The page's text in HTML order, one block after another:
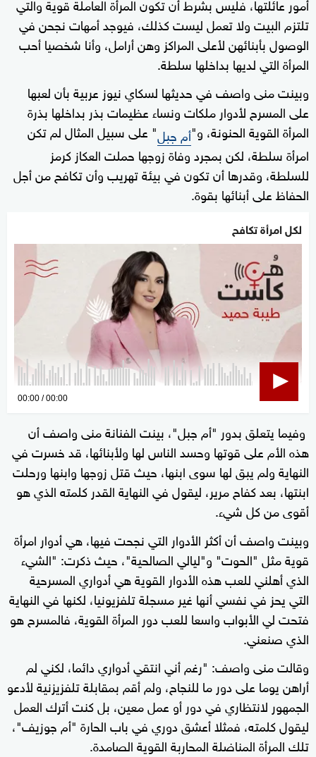
تلتزم البيت ولا تعمل ليست كذلك، فيوجد أمهات نجحن في
الوصول بأبنائهن لأعلى المراكز وهن أرامل، وأنا شخصيا أحب
المرأة التي لديها بداخلها سلطة.
وبينت منى واصف في حديثها لسكاي نيوز عربية بأن لعبها
على المسرح لأدوار ملكات ونساء عظيمات بذر بداخلها بذرة
المرأة القوية الحنونة، و"أم جبل" على سبيل المثال لم تكن
امرأة سلطة، لكن بمجرد وفاة زوجها حملت العكاز كرمز
للسلطة، وقدرها أن تكون في بيئة تهريب وأن تكافح من أجل
الحفاظ على أبنائها بقوة.
لكل امرأة تكافح
0
seconds
00:00 00:00
وفيما يتعلق بدور "أم جبل"، بينت الفنانة منى واصف أن
هذه الأم على قوتها وحسد الناس لها ولأبنائها، قد خسرت في
النهاية ولم يبق لها سوى ابنها، حيث قتل زوجها وابنها ورحلت
ابنتها، بعد كفاح مرير، ليقول في النهاية القدر كلمته الذي هو
أقوى من كل شيء.
وبينت واصف أن أكثر الأدوار التي نجحت فيها، هي أدوار امرأة
قوية مثل "الحوت" و"ليالي الصالحية"، حيث ذكرت: "الشيء
الذي أهلني للعب هذه الأدوار القوية هي أدواري المسرحية
التي يحز في نفسي أنها غير مسجلة تلفزيونيا، لكنها في النهاية
فتحت لي الأبواب واسعا للعب دور المرأة القوية، فالمسرح هو
الذي صنعني.
وقالت منى واصف: "رغم أني انتقي أدواري دائما، لكني لم
أراهن يوما على دور ما للنجاح، ولم أقم بمقابلة تلفزيزنية لأدعو
الجمهور لانتظاري في دور أو عمل معين، بل كنت أترك العمل
ليقول كلمته، فمثلا أعشق دوري في باب الحارة "أم جوزيف"،
تلك المرأة المناضلة المحاربة القوية الصامدة.